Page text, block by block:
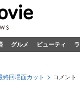
グルメ ビューティ
終回場面カット コメント